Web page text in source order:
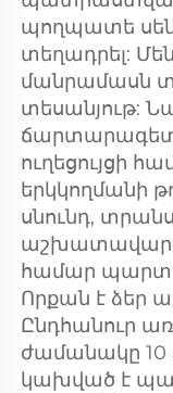
պողպատե
տեղադրել:
մանրամասն
տեսանյութ:
ուղեցույցի
երկկողմանի
սնունդ,
աշխատավարձ
համար
Որքան է ձեր
Ընդհանուր
ժամանակը 10
կախված է